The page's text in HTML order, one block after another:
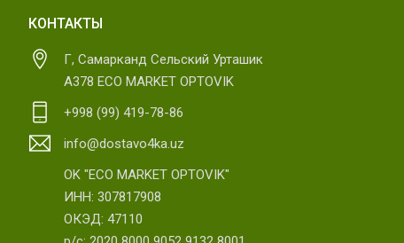
КОНТАКТЫ
Г, Самарканд Сельский Урташик
А378 ECO MARKET OPTOVIK
+998 (99) 419-78-86
info@dostavo4ka.uz
OK "ECO MARKET OPTOVIK"
ИНН: 307817908
ОКЭД: 47110